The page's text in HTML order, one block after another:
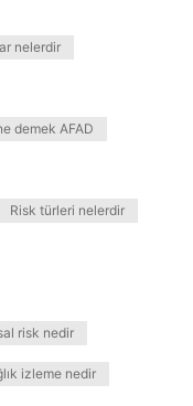
nelerdir
demek AFAD
Risk türleri nelerdir
risk nedir
izleme nedir